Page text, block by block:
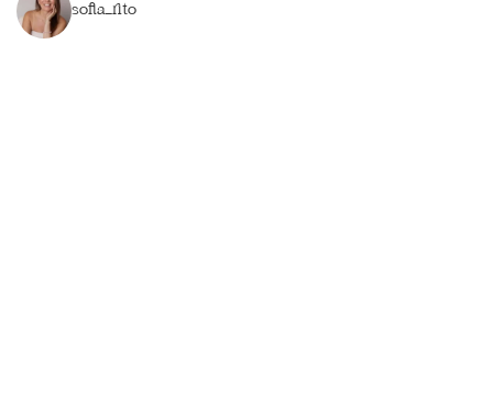
sofia_rito